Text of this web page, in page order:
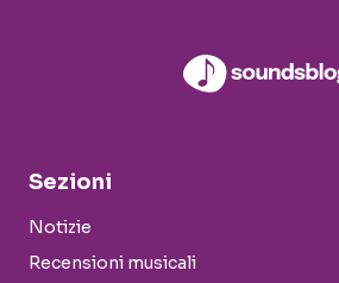
Sezioni
Notizie
Recensioni musicali